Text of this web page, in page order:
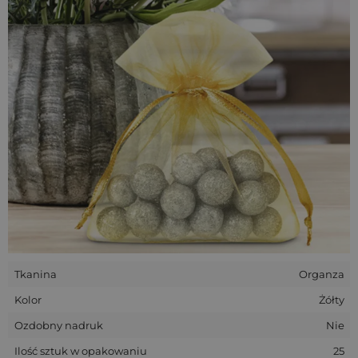
zachęcając do rozpakowania zawartości.
Woreczki z organzy to bardzo uniwersalny dodatek, który
przyda się w każdym domu.
Tkanina
Organza
Kolor
Żółty
Ozdobny nadruk
Nie
Ilość sztuk w opakowaniu
25